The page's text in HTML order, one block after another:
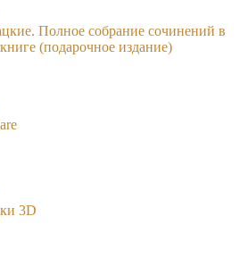
Полное собрание сочинений в
(подарочное издание)
3D